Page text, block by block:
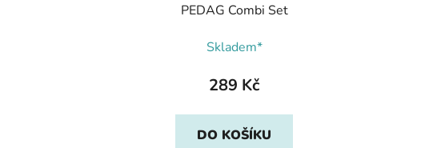
PEDAG Combi Set
Skladem*
289 Kč
DO KOŠÍKU